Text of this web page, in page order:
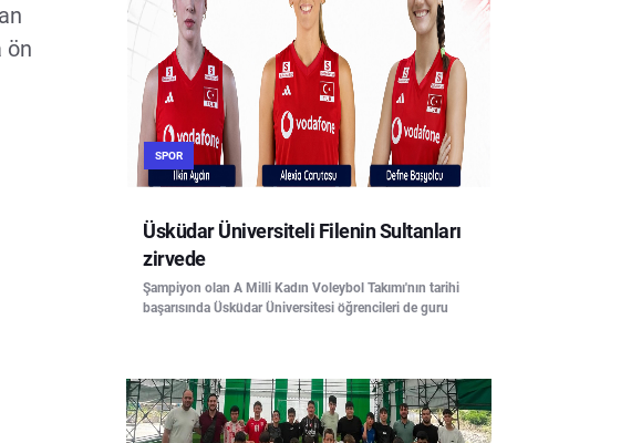
ön
SPOR
Üsküdar Üniversiteli Filenin Sultanları
zirvede
Şampiyon olan A Milli Kadın Voleybol Takımı'nın tarihi
başarısında Üsküdar Üniversitesi öğrencileri de guru